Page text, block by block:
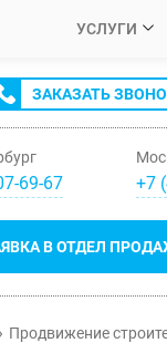
УСЛУГИ
ЗАКАЗАТЬ
69-67 +7 (
В ОТДЕЛ
Продвижение